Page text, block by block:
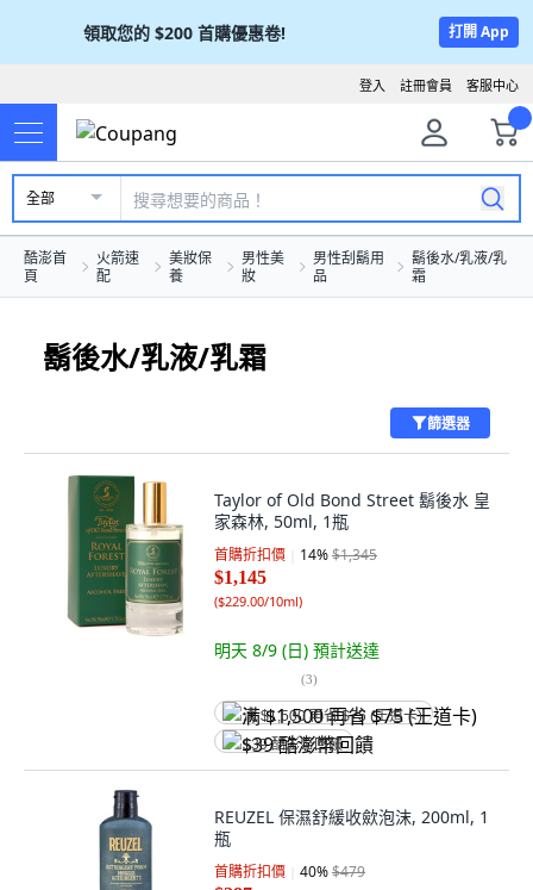
領取您的 $200 首購優惠卷! 打開 App
客服中心
註冊會員
登入
全部
酷澎首
頁
火箭速
配
美妝保
養
男性美
妝
男性刮鬍用
品
鬍後水/乳液/乳
霜
鬍後水/乳液/乳霜
篩選器
Taylor of Old Bond Street 鬍後水 皇
家森林, 50ml, 1瓶
首購折扣價 14%$1,345
$1,145
($229.00/10ml)
明天 8/9 (日) 預計送達
(3)
满 $1,500 再省 $75 (王道卡)
$39 酷澎幣回饋
REUZEL 保濕舒緩收歛泡沫, 200ml, 1
瓶
首購折扣價 40%$479